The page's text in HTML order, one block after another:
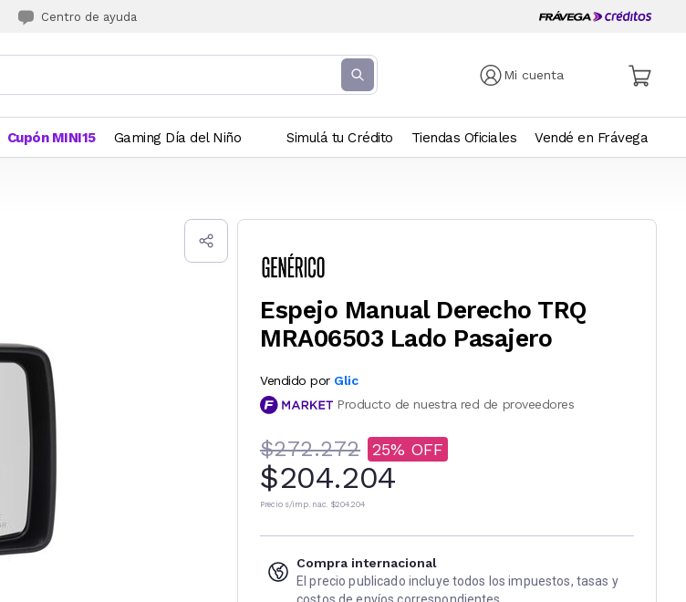
Centro de ayuda
Mi cuenta
Cupón MINI15 Gaming Día del Niño Simulá tu Crédito Tiendas Oficiales Vendé en Frávega
Espejo Manual Derecho TRQ
MRA06503 Lado Pasajero
Vendido por Glic
Producto de nuestra red de proveedores
$272.272 25
$204.204
Precio s/imp. nac. $204.204
Compra internacional
El precio publicado incluye todos los impuestos, tasas y
costos de envíos correspondientes